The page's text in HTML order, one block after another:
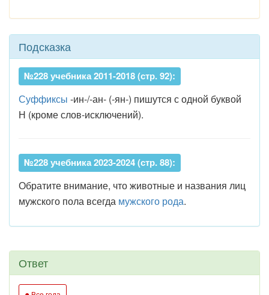
Подсказка
№228 учебника 2011-2018 (стр. 92):
Суффиксы -ин-/-ан- (-ян-) пишутся с одной буквой
Н (кроме слов-исключений).
№228 учебника 2023-2024 (стр. 88):
Обратите внимание, что животные и названия лиц
мужского пола всегда мужского рода.
Ответ